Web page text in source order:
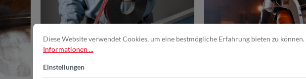
Diese Website verwendet Cookies, um eine bestmögliche Erfahrung bieten zu können.
Informationen ...
Einstellungen